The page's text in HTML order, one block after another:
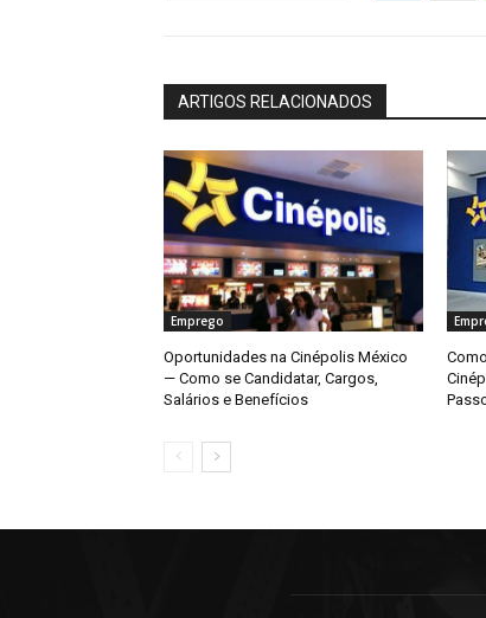
ARTIGOS RELACIONADOS
Emprego
Oportunidades na Cinépolis México
— Como se Candidatar, Cargos,
Salários e Benefícios